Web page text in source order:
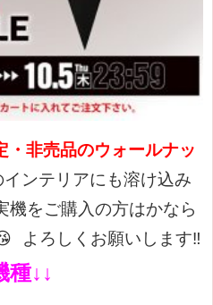
・非売品のウォールナッ
ンテリアにも溶け込み
機をご購入の方はかなら
よろしくお願いします‼
種↓↓